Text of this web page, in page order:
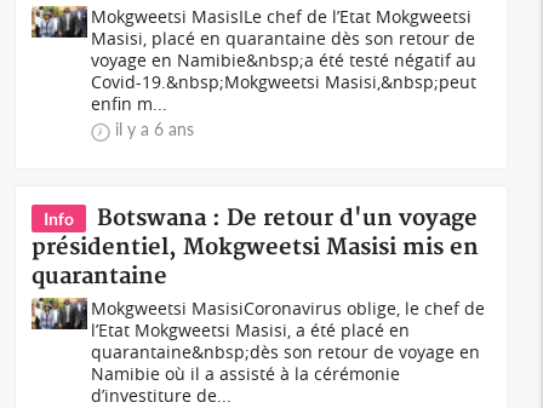
Mokgweetsi MasisILe chef de l’Etat Mokgweetsi
Masisi, placé en quarantaine dès son retour de
voyage en Namibie&nbsp;a été testé négatif au
Covid-19.&nbsp;Mokgweetsi Masisi,&nbsp;peut
enfin m...
il y a 6 ans
Info
Botswana : De retour d'un voyage
présidentiel, Mokgweetsi Masisi mis en
quarantaine
Mokgweetsi MasisiCoronavirus oblige, le chef de
l’Etat Mokgweetsi Masisi, a été placé en
quarantaine&nbsp;dès son retour de voyage en
Namibie où il a assisté à la cérémonie
d’investiture de...